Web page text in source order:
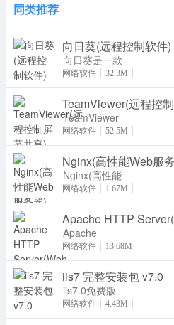
同类推荐
向日葵(远程控制软件
向日葵是一款
专业实用的远
程控制软件。
向日葵远程控
制
网络软件 32.3M
TeamViewer(远程控
TeamViewer
是一个在任何
代理的后台用
于远
网络软件 52.5M
Nginx(高性能Web服
Nginx(高性能
Web服务器)
下一个高性能
的 HT
网络软件 1.67M
Apache HTTP
Apache
HTTP Server
通俗地称为
Apache，是
一个开放源码
网络软件 13.68M
iis7 完整安装包 v7.0
iis7.0免费版
是微软Web
网络软件 4.43M